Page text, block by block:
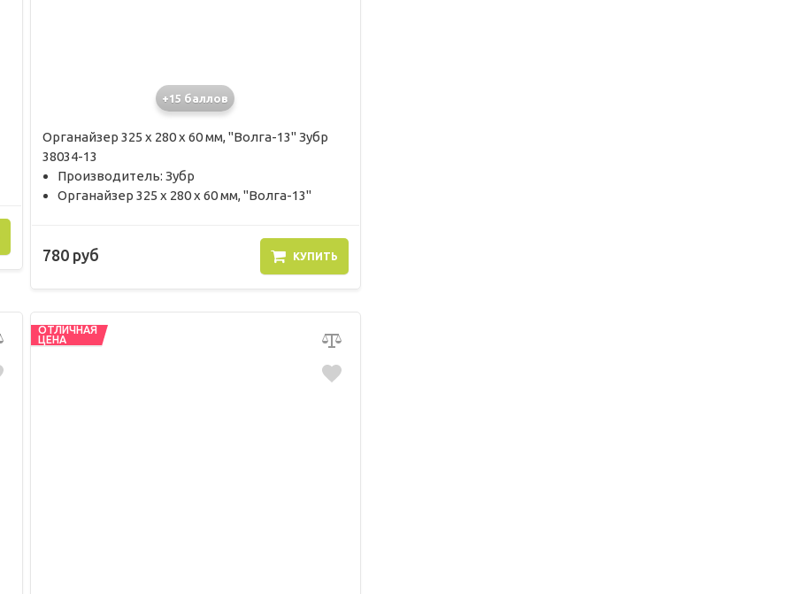
+15 баллов
Органайзер 325 х 280 х 60 мм, "Волга-13" Зубр
38034-13
Производитель: Зубр
Органайзер 325 х 280 х 60 мм, "Волга-13"
780 руб КУПИТЬ
ОТЛИЧНАЯ
ЦЕНА